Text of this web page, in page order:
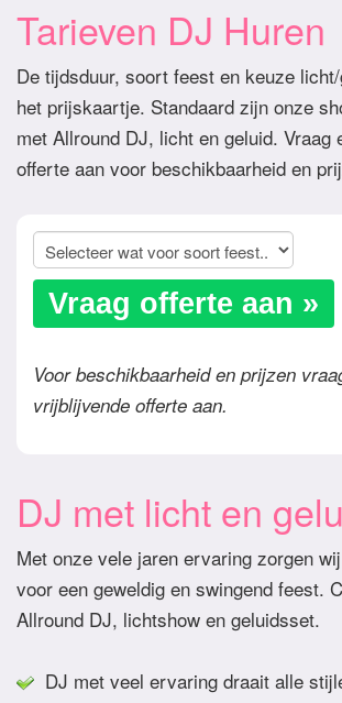
Tarieven DJ Huren
De tijdsduur, soort feest en keuze
het prijskaartje. Standaard zijn onze
met Allround DJ, licht en geluid. Vraag
offerte aan voor beschikbaarheid en
Vraag offerte aan »
Voor beschikbaarheid en prijzen
vrijblijvende offerte aan.
DJ met licht en
Met onze vele jaren ervaring zorgen
voor een geweldig en swingend feest.
Allround DJ, lichtshow en geluidsset.
DJ met veel ervaring draait alle